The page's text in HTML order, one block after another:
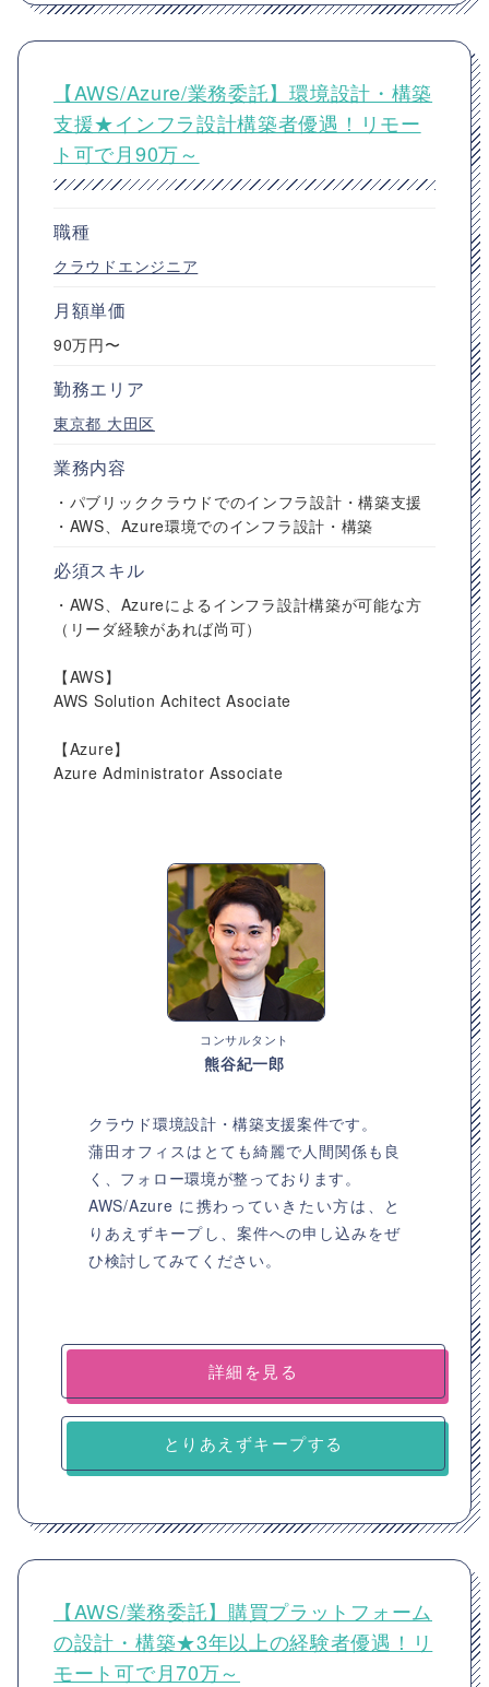
【AWS/Azure/業務委託】環境設計・構築
支援★インフラ設計構築者優遇！リモー
ト可で月90万～
職種
クラウドエンジニア
月額単価
90万円〜
勤務エリア
東京都 大田区
業務内容
・パブリッククラウドでのインフラ設計・構築支援
・AWS、Azure環境でのインフラ設計・構築
必須スキル
・AWS、Azureによるインフラ設計構築が可能な方
（リーダ経験があれば尚可）
【AWS】
AWS Solution Achitect Asociate
【Azure】
Azure Administrator Associate
コンサルタント
熊谷紀一郎
クラウド環境設計・構築支援案件です。
蒲田オフィスはとても綺麗で人間関係も良
く、フォロー環境が整っております。
AWS/Azure に携わっていきたい方は、と
りあえずキープし、案件への申し込みをぜ
ひ検討してみてください。
詳細を見る
とりあえずキープする
【AWS/業務委託】購買プラットフォーム
の設計・構築★3年以上の経験者優遇！リ
モート可で月70万～